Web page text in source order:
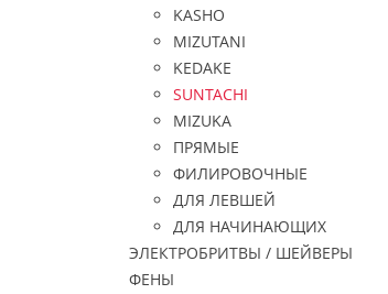
KASHO
MIZUTANI
KEDAKE
SUNTACHI
MIZUKA
ПРЯМЫЕ
ФИЛИРОВОЧНЫЕ
ДЛЯ ЛЕВШЕЙ
ДЛЯ НАЧИНАЮЩИХ
ЭЛЕКТРОБРИТВЫ / ШЕЙВЕРЫ
ФЕНЫ